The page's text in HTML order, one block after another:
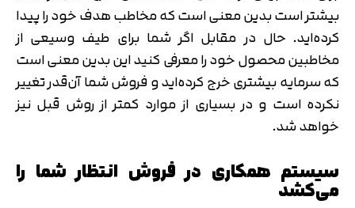
بیشتر است بدین معنی است که مخاطب هدف خود را پیدا
کرده‌اید. حال در مقابل اگر شما برای طیف وسیعی از
مخاطبین محصول خود را معرفی کنید این بدین معنی است
که سرمایه بیشتری خرج کرده‌اید و فروش شما آن‌قدر تغییر
نکرده است و در بسیاری از موارد کمتر از روش قبل نیز
خواهد شد.
سیستم همکاری در فروش انتظار شما را
می‌کشد